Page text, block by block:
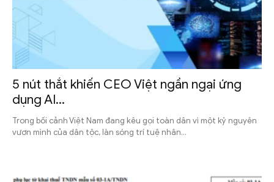
5 nút thắt khiến CEO Việt ngần ngại ứng
dụng AI...
Trong bối cảnh Việt Nam đang kêu gọi toàn dân vì một kỷ nguyên
vươn mình của dân tộc, làn sóng trí tuệ nhân...